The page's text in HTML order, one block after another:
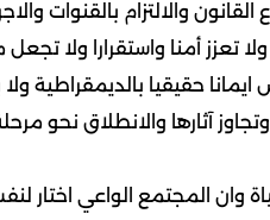
القانون والالتزام بالقنوات
تعزز أمنا واستقرارا ولا
ايمانا حقيقيا
آثارها والانطلاق نحو
وان المجتمع الواعي اختار